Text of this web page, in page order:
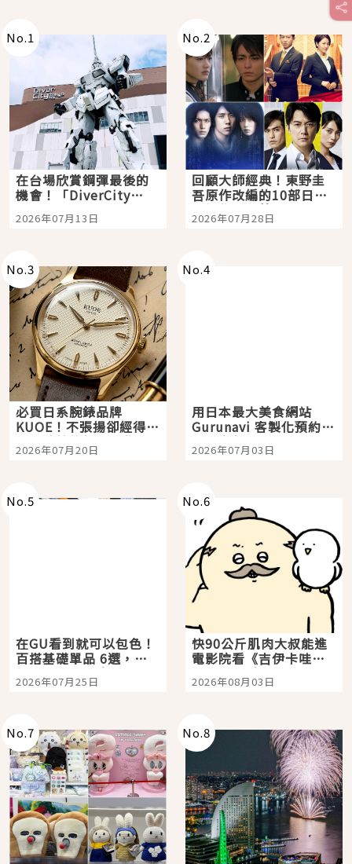
No.1
在台場欣賞鋼彈最後的
機會！「DiverCity
Tokyo Plaza」搭船、
購物、美食及夜景，一
2026年07月13日
No.2
回顧大師經典！東野圭
吾原作改編的10部日本
影視作品推薦
2026年07月28日
No.3
必買日系腕錶品牌
KUOE！不張揚卻經得起
時間洗鍊的經典之作五
選
2026年07月20日
No.4
用日本最大美食網站
Gurunavi 客製化預約九
大都市餐廳，打造專屬
美食體驗！
2026年07月03日
No.5
在GU看到就可以包色！
百搭基礎單品 6選，閉
眼全收也不心疼
2026年07月25日
No.6
快90公斤肌肉大叔能進
電影院看《吉伊卡哇》
嗎？日本重金屬樂團
「打首」會長與nagano
2026年08月03日
No.7 No.8